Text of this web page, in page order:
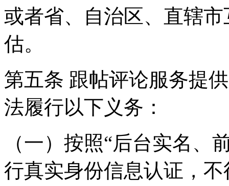
或者省、自治区、直辖
估。
第五条 跟帖评论服务提
法履行以下义务：
（一）按照“后台实名、
行真实身份信息认证，